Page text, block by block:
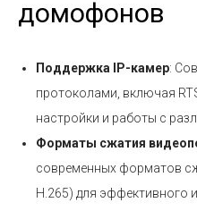
домофонов
Поддержка IP-камер:
протоколами, включая
настройки и работы с
Форматы сжатия
современных форматов
H.265) для эффективного